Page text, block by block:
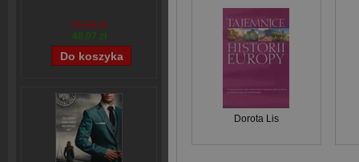
59,84 zł
48,07 zł
Dorota Lis